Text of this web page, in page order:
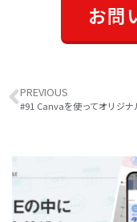
お問
PREVIOUS